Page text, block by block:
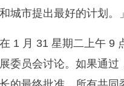
城市提出最好的计划。」
1 月 31 星期二上午 9
委员会讨论。如果通过